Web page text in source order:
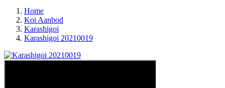
Home
Koi Aanbod
Karashigoi
Karashigoi 20210019